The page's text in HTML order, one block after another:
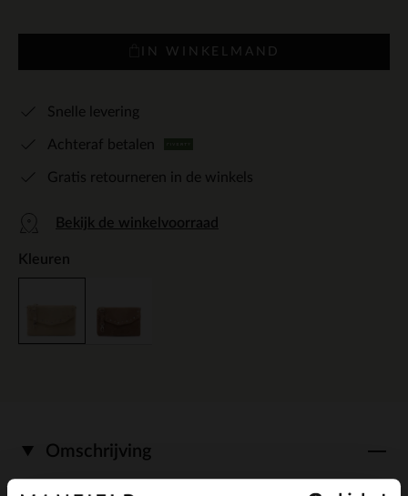
IN WINKELMAND
Snelle levering
Achteraf betalen
Gratis retourneren in de winkels
Bekijk de winkelvoorraad
Kleuren
Omschrijving